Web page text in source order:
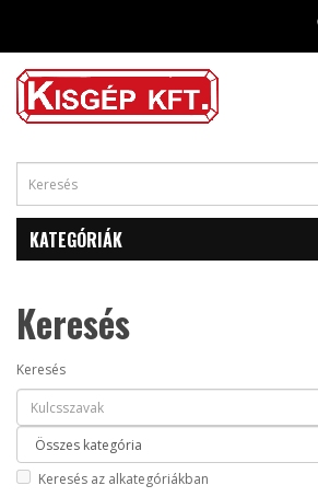
KATEGÓRIÁK
Keresés
Keresés
Keresés az alkategóriákban